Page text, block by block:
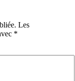
Les
*